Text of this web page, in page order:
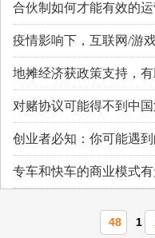
合伙制如何才能有效的
疫情影响下，互联网/游
地摊经济获政策支持，
对赌协议可能得不到中
创业者必知：你可能遇
专车和快车的商业模式
48 1